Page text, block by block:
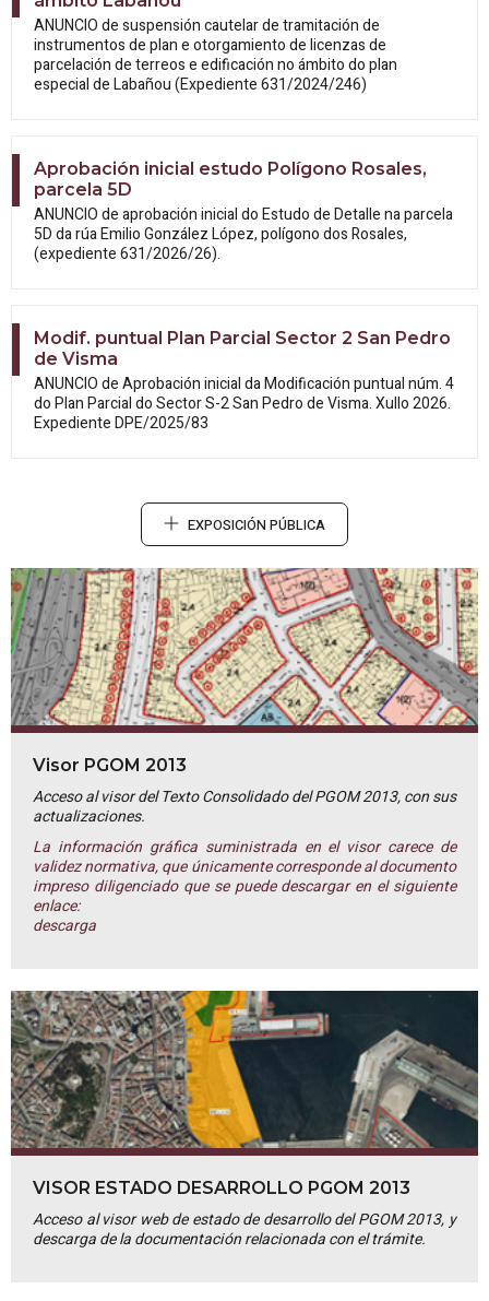
ANUNCIO de suspensión cautelar de tramitación de
instrumentos de plan e otorgamiento de licenzas de
parcelación de terreos e edificación no ámbito do plan
especial de Labañou (Expediente 631/2024/246)
Aprobación inicial estudo Polígono Rosales,
parcela 5D
ANUNCIO de aprobación inicial do Estudode Detalle na parcela
5D da rúa Emilio González López, polígono dos Rosales,
(expediente 631/2026/26).
Modif. puntual Plan Parcial Sector 2 San Pedro
de Visma
ANUNCIO de Aprobación inicial daModificación puntual núm. 4
do Plan Parcial do Sector S-2 San Pedro de Visma. Xullo 2026.
Expediente DPE/2025/83
EXPOSICIÓN PÚBLICA
Visor PGOM 2013
Acceso al visor del Texto Consolidado del PGOM 2013, con sus
actualizaciones.
La información gráfica suministrada en el visor carece de
validez normativa, que únicamente corresponde al documento
impreso diligenciado que se puede descargar en el siguiente
enlace:
descarga
VISOR ESTADO DESARROLLO PGOM 2013
Acceso al visor web de estado de desarrollo del PGOM 2013, y
descarga de la documentación relacionada con el trámite.